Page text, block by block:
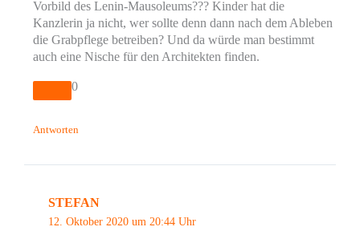
Vorbild des Lenin-Mausoleums??? Kinder hat die
Kanzlerin ja nicht, wer sollte denn dann nach dem Ableben
die Grabpflege betreiben? Und da würde man bestimmt
auch eine Nische für den Architekten finden.
0
Antworten
STEFAN
12. Oktober 2020 um 20:44 Uhr